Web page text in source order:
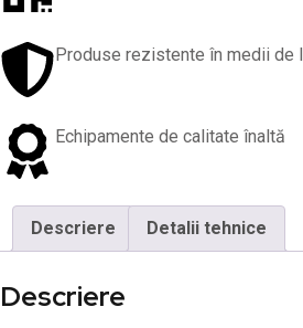
Produse rezistente în medii de
Echipamente de calitate înaltă
Descriere Detalii tehnice
Descriere